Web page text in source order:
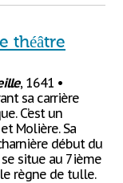
théâtre
, 1641 •
sa carrière
C’est un
Molière. Sa
début du
situe au 7ième
le règne de tulle.